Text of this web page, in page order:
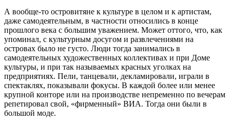
А вообще-то островитяне к культуре в целом и к артистам,
даже самодеятельным, в частности относились в конце
прошлого века с большим уважением. Может оттого, что, как
упоминал, с культурным досугом и развлечениями на
островах было не густо. Люди тогда занимались в
самодеятельных художественных коллективах и при Доме
культуры, и при так называемых красных уголках на
предприятиях. Пели, танцевали, декламировали, играли в
спектаклях, показывали фокусы. В каждой более или менее
крупной конторе или на производстве непременно по вечерам
репетировал свой, «фирменный» ВИА. Тогда они были в
большой моде.